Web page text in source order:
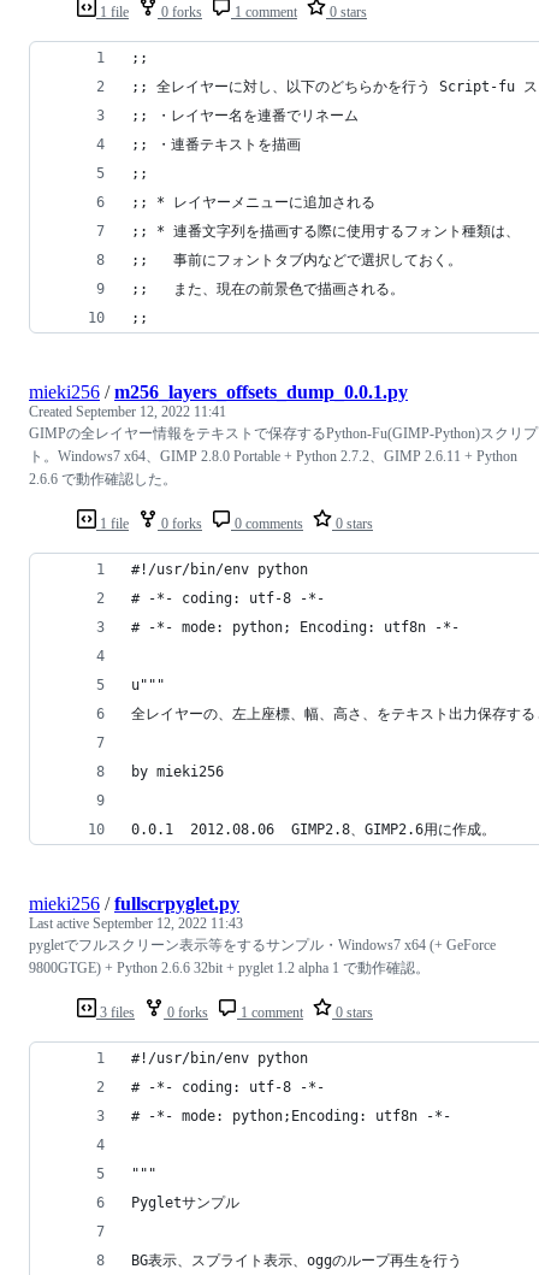
1 file 0 forks 1 comment 0 stars
;;
;; 全レイヤーに対し、以下のどちらかを行う Script-fu ス
;; ・レイヤー名を連番でリネーム
;; ・連番テキストを描画
;;
;; * レイヤーメニューに追加される
;; * 連番文字列を描画する際に使用するフォント種類は、
;;   事前にフォントタブ内などで選択しておく。
;;   また、現在の前景色で描画される。
;;
1 file 0 forks 0 comments 0 stars
mieki256 /m256_layers_offsets_dump_0.0.1.py
Created September 12, 2022 11:41
GIMPの全レイヤー情報をテキストで保存するPython-Fu(GIMP-Python)スクリプ
ト。Windows7 x64、GIMP 2.8.0 Portable + Python 2.7.2、GIMP 2.6.11 + Python
2.6.6 で動作確認した。
#!/usr/bin/env python
# -*- coding: utf-8 -*-
# -*- mode: python; Encoding: utf8n -*-
u"""
全レイヤーの、左上座標、幅、高さ、をテキスト出力保存す
by mieki256
0.0.1  2012.08.06  GIMP2.8、GIMP2.6用に作成。
3 files 0 forks 1 comment 0 stars
mieki256 /fullscrpyglet.py
Last active September 12, 2022 11:43
pygletでフルスクリーン表示等をするサンプル・Windows7 x64 (+ GeForce
9800GTGE) + Python 2.6.6 32bit + pyglet 1.2 alpha 1 で動作確認。
#!/usr/bin/env python
# -*- coding: utf-8 -*-
# -*- mode: python;Encoding: utf8n -*-
"""
Pygletサンプル
BG表示、スプライト表示、oggのループ再生を行う